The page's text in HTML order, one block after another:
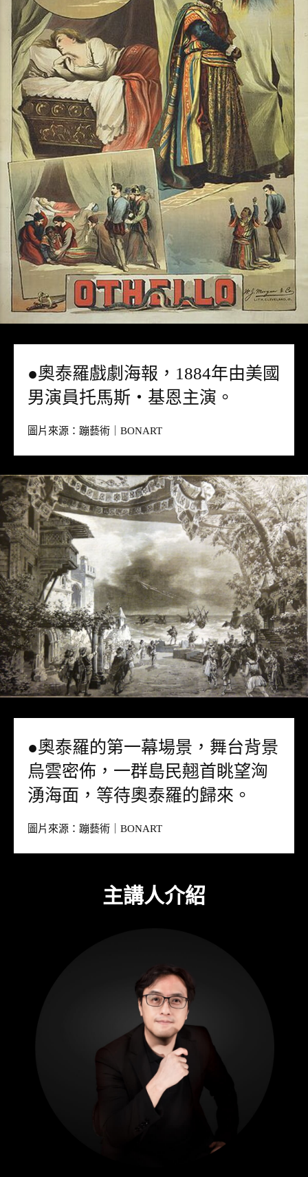
●奧泰羅戲劇海報，1884年由美國
男演員托馬斯・基恩主演。
圖片來源： 蹦藝術｜BONART
●奧泰羅的第一幕場景，舞台背景
烏雲密佈，一群島民翹首眺望洶
湧海面，等待奧泰羅的歸來。
圖片來源： 蹦藝術｜BONART
主講人介紹